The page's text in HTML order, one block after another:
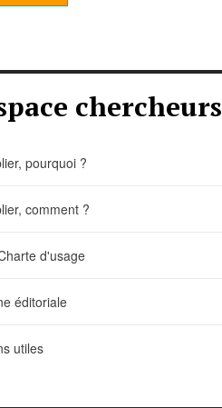
chercheurs
pourquoi ?
comment ?
d'usage
éditoriale
utiles